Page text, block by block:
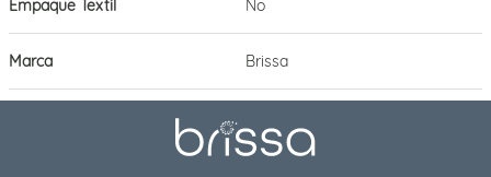
Empaque Textil No
Marca Brissa